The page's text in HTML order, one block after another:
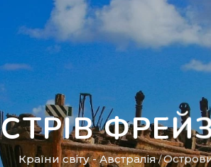
ОСТРІВ
Країни світу-Австралія/